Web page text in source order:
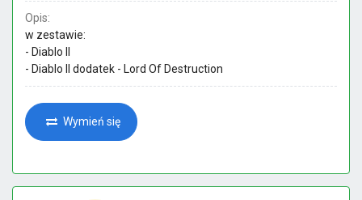
Opis:
w zestawie:
- Diablo II
- Diablo II dodatek - Lord Of Destruction
Wymień się